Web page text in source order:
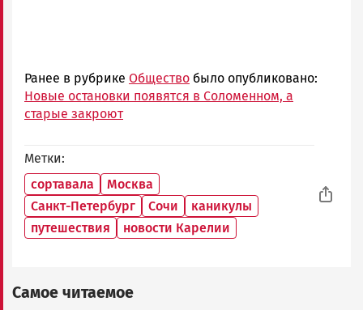
Ранее в рубрике Общество было опубликовано:
Новые остановки появятся в Соломенном, а
старые закроют
Метки
сортавала
Москва
Санкт-Петербург
Сочи
каникулы
путешествия
новости Карелии
Самое читаемое